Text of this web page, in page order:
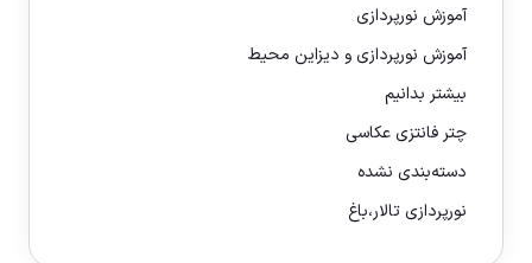
آموزش نورپردازی
آموزش نورپردازی و دیزاین محیط
بیشتر بدانیم
چتر فانتزی عکاسی
دسته‌بندی نشده
نورپردازی تالار،باغ